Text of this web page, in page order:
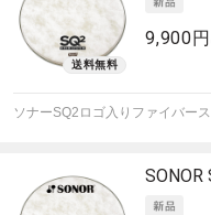
9,900円
ソナーSQ2ロゴ入りファイバー
SONOR